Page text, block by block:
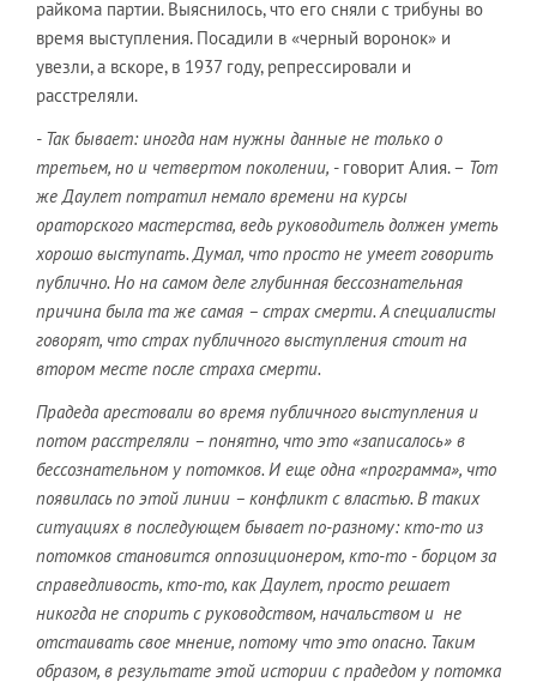
райкома партии. Выяснилось, что его сняли с трибуны во
время выступления. Посадили в «черный воронок» и
увезли, а вскоре, в 1937 году, репрессировали и
расстреляли.
- Так бывает: иногда нам нужны данные не только о
третьем, но и четвертом поколении, - говорит Алия. – Тот
же Даулет потратил немало времени на курсы
ораторского мастерства, ведь руководитель должен уметь
хорошо выступать. Думал, что просто не умеет говорить
публично. Но на самом деле глубинная бессознательная
причина была та же самая – страх смерти. А специалисты
говорят, что страх публичного выступления стоит на
втором месте после страха смерти.
Прадеда арестовали во время публичного выступления и
потом расстреляли – понятно, что это «записалось» в
бессознательном у потомков. И еще одна «программа», что
появилась по этой линии – конфликт с властью. В таких
ситуациях в последующем бывает по-разному: кто-то из
потомков становится оппозиционером, кто-то - борцом за
справедливость, кто-то, как Даулет, просто решает
никогда не спорить с руководством, начальством и не
отстаивать свое мнение, потому что это опасно. Таким
образом, в результате этой истории с прадедом у потомка